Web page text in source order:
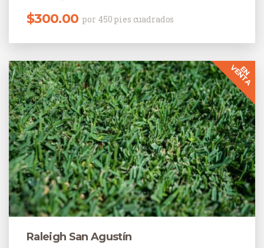
$300.00 por 450 pies cuadrados
Raleigh San Agustín
El precio original era: $220.00.
El precio actual es: $205.00.